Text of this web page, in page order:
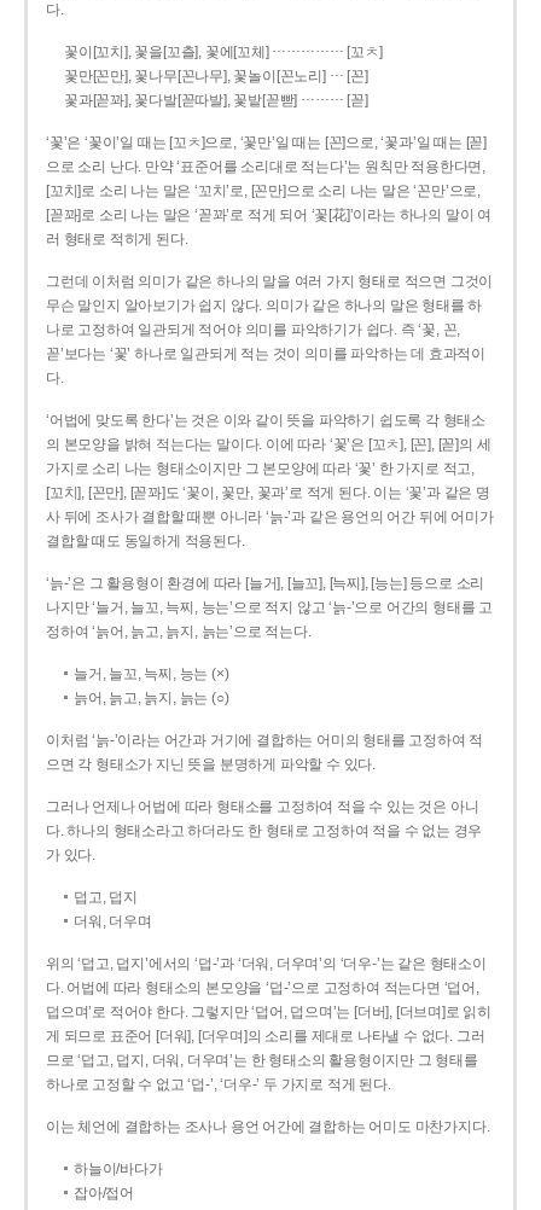
다.
꽃이[꼬치], 꽃을[꼬츨], 꽃에[꼬체] …………… [꼬ㅊ]
꽃만[꼰만], 꽃나무[꼰나무], 꽃놀이[꼰노리] … [꼰]
꽃과[꼳꽈], 꽃다발[꼳따발], 꽃밭[꼳빧] ……… [꼳]
‘꽃’은 ‘꽃이’일 때는 [꼬ㅊ]으로, ‘꽃만’일 때는 [꼰]으로, ‘꽃과’일 때는 [꼳]
으로 소리 난다. 만약 ‘표준어를 소리대로 적는다’는 원칙만 적용한다면,
[꼬치]로 소리 나는 말은 ‘꼬치’로, [꼰만]으로 소리 나는 말은 ‘꼰만’으로,
[꼳꽈]로 소리 나는 말은 ‘꼳꽈’로 적게 되어 ‘꽃[花]’이라는 하나의 말이 여
러 형태로 적히게 된다.
그런데 이처럼 의미가 같은 하나의 말을 여러 가지 형태로 적으면 그것이
무슨 말인지 알아보기가 쉽지 않다. 의미가 같은 하나의 말은 형태를 하
나로 고정하여 일관되게 적어야 의미를 파악하기가 쉽다. 즉 ‘꽃, 꼰,
꼳’보다는 ‘꽃’ 하나로 일관되게 적는 것이 의미를 파악하는 데 효과적이
다.
‘어법에 맞도록 한다’는 것은 이와 같이 뜻을 파악하기 쉽도록 각 형태소
의 본모양을 밝혀 적는다는 말이다. 이에 따라 ‘꽃’은 [꼬ㅊ], [꼰], [꼳]의 세
가지로 소리 나는 형태소이지만 그 본모양에 따라 ‘꽃’ 한 가지로 적고,
[꼬치], [꼰만], [꼳꽈]도 ‘꽃이, 꽃만, 꽃과’로 적게 된다. 이는 ‘꽃’과 같은 명
사 뒤에 조사가 결합할 때뿐 아니라 ‘늙-’과 같은 용언의 어간 뒤에 어미가
결합할 때도 동일하게 적용된다.
‘늙-’은 그 활용형이 환경에 따라 [늘거], [늘꼬], [늑찌], [능는] 등으로 소리
나지만 ‘늘거, 늘꼬, 늑찌, 능는’으로 적지 않고 ‘늙-’으로 어간의 형태를 고
정하여 ‘늙어, 늙고, 늙지, 늙는’으로 적는다.
늘거, 늘꼬, 늑찌, 능는 (×)
늙어, 늙고, 늙지, 늙는 (○)
이처럼 ‘늙-­’이라는 어간과 거기에 결합하는 어미의 형태를 고정하여 적
으면 각 형태소가 지닌 뜻을 분명하게 파악할 수 있다.
그러나 언제나 어법에 따라 형태소를 고정하여 적을 수 있는 것은 아니
다. 하나의 형태소라고 하더라도 한 형태로 고정하여 적을 수 없는 경우
가 있다.
덥고, 덥지
더워, 더우며
위의 ‘덥고, 덥지’에서의 ‘덥-­’과 ‘더워, 더우며’의 ‘더우-­’는 같은 형태소이
다. 어법에 따라 형태소의 본모양을 ‘덥-­’으로 고정하여 적는다면 ‘덥어,
덥으며’로 적어야 한다. 그렇지만 ‘덥어, 덥으며’는 [더버], [더브며]로 읽히
게 되므로 표준어 [더워], [더우며]의 소리를 제대로 나타낼 수 없다. 그러
므로 ‘덥고, 덥지, 더워, 더우며’는 한 형태소의 활용형이지만 그 형태를
하나로 고정할 수 없고 ‘덥-’, ‘더우-’ 두 가지로 적게 된다.
이는 체언에 결합하는 조사나 용언 어간에 결합하는 어미도 마찬가지다.
하늘이/바다가
잡아/접어